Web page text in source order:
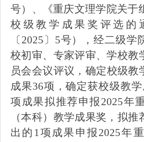
号）、《重庆文理学院关于
校级教学成果奖评选的
〔 2025 〕 5号），经二级学
校初审、专家评审、学校教
员会会议评议，确定校级教
成果36项 ，确定获校级教
项成果拟推荐申报 2025年
（本科）教学成果奖，拟
出的 1项成果申报 2025年